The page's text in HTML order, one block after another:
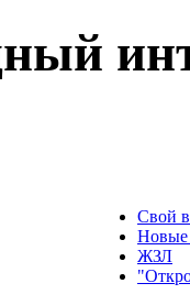
Свой
Новые
ЖЗЛ